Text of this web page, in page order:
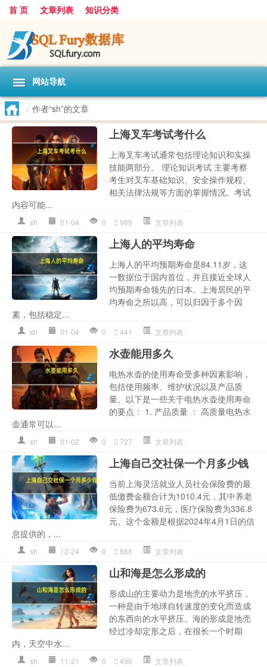
首 页 文章列表 知识分类
网站导航
> 作者“sh”的文章
上海叉车考试考什么
上海叉车考试通常包括理论知识和实操
技能两部分。 理论知识考试 主要考察
考生对叉车基础知识、安全操作规程、
相关法律法规等方面的掌握情况。考试
内容可能...
sh 01-04 0 989 文章列表
上海人的平均寿命
上海人的平均预期寿命是84.11岁，这
一数据位于国内首位，并且接近全球人
均预期寿命领先的日本。上海居民的平
均寿命之所以高，可以归因于多个因
素，包括稳定...
sh 01-04 0 441 文章列表
水壶能用多久
电热水壶的使用寿命受多种因素影响，
包括使用频率、维护状况以及产品质
量。以下是一些关于电热水壶使用寿命
的要点： 1. 产品质量 ： 高质量电热水
壶通常可以...
sh 01-02 0 727 文章列表
上海自己交社保一个月多少钱
当前上海灵活就业人员社会保险费的最
低缴费金额合计为1010.4元，其中养老
保险费为673.6元，医疗保险费为336.8
元。这个金额是根据2024年4月1日的信
息提供的，...
sh 12-24 0 888 文章列表
山和海是怎么形成的
形成山的主要动力是地壳的水平挤压，
一种是由于地球自转速度的变化而造成
的东西向的水平挤压。海的形成是地壳
经过冷却定形之后，在很长一个时期
内，天空中水...
sh 11-21 0 496 文章列表